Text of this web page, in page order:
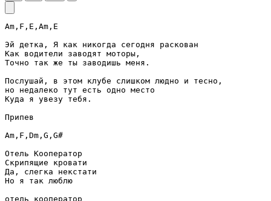
Am , F , E , Am , E
Эй детка, Я как никогда сегодня раскован
Как водители заводят моторы,
Точно так же ты заводишь меня.
Послушай, в этом клубе слишком людно и тесно,
но недалеко тут есть одно место
Куда я увезу тебя.
Припев
Am , F , Dm , G , G#
Отель Кооператор
Скрипящие кровати
Да, слегка некстати
Но я так люблю
отель кооператор